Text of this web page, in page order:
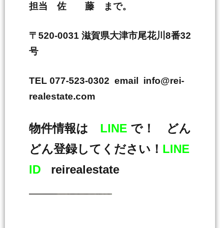
担当 佐 藤 まで。
〒520-0031 滋賀県大津市尾花川8番32
号
TEL 077-523-0302 email info@rei-
realestate.com
物件情報は LINE で！ どん
どん登録してください！ LINE
ID reirealestate